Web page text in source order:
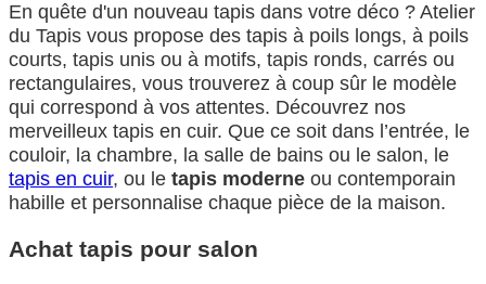
En quête d'un nouveau tapis dans votre déco ? Atelier
du Tapis vous propose des tapis à poils longs, à poils
courts, tapis unis ou à motifs, tapis ronds, carrés ou
rectangulaires, vous trouverez à coup sûr le modèle
qui correspond à vos attentes. Découvrez nos
merveilleux tapis en cuir. Que ce soit dans l’entrée, le
couloir, la chambre, la salle de bains ou le salon, le
tapis en cuir, ou le tapis moderne ou contemporain
habille et personnalise chaque pièce de la maison.
Achat tapis pour salon